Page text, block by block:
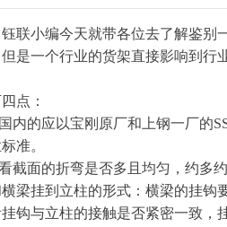
联小编今天就带各位去了解鉴别
是一个行业的货架直接影响到行
点：
内的应以宝刚原厂和上钢一厂的
准。
截面的折弯是否多且均匀，约多
梁挂到立柱的形式：横梁的挂钩
钩与立柱的接触是否紧密一致，